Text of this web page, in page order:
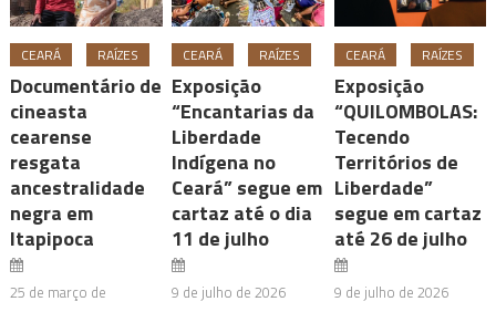
CEARÁ RAÍZES
Documentário de
cineasta
cearense
resgata
ancestralidade
negra em
Itapipoca
25 de março de
CEARÁ RAÍZES
Exposição
“Encantarias da
Liberdade
Indígena no
Ceará” segue em
cartaz até o dia
11 de julho
9 de julho de 2026
CEARÁ RAÍZES
Exposição
“QUILOMBOLAS:
Tecendo
Territórios de
Liberdade”
segue em cartaz
até 26 de julho
9 de julho de 2026